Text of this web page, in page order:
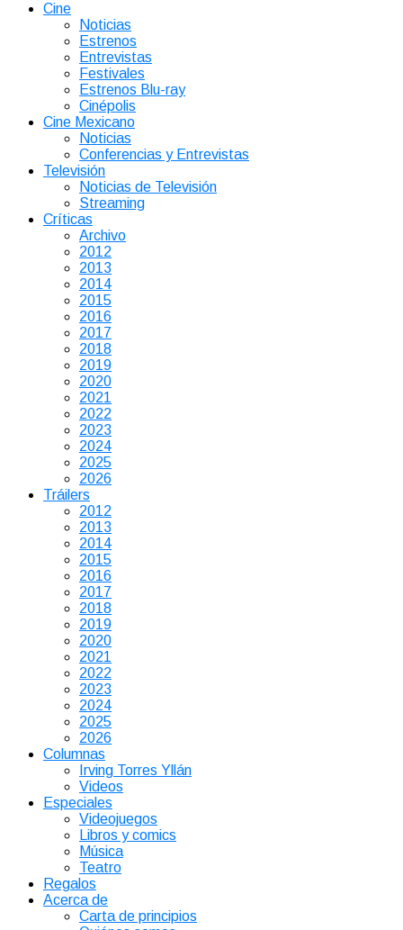
Cine
Noticias
Estrenos
Entrevistas
Festivales
Estrenos Blu-ray
Cinépolis
Cine Mexicano
Noticias
Conferencias y Entrevistas
Televisión
Noticias de Televisión
Streaming
Críticas
Archivo
2012
2013
2014
2015
2016
2017
2018
2019
2020
2021
2022
2023
2024
2025
2026
Tráilers
2012
2013
2014
2015
2016
2017
2018
2019
2020
2021
2022
2023
2024
2025
2026
Columnas
Irving Torres Yllán
Videos
Especiales
Videojuegos
Libros y comics
Música
Teatro
Regalos
Acerca de
Carta de principios